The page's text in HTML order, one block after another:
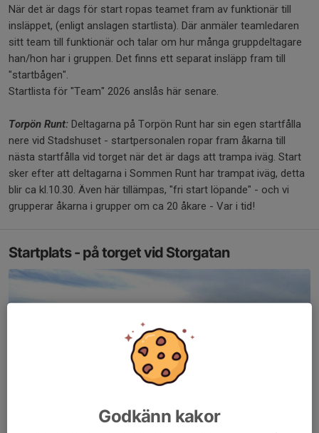
När det är dags för start ropas teamet fram av funktionär till
insläppet, (enligt anslagen startlista). Där anmäler teamledaren
sitt team till funktionär och talar om hur många gruppdeltagare
han/hon har i gruppen. Det finns ett separat insläpp fram till
"startbågen".
Startlista för "Team" 2026 anslås här senare.
Torpön Runt: Deltagarna på Torpön Runt har sin egen startfålla
nere vid Stadshuset - startpersonalen ropar fram åkarna till
nästa startfålla vid torget när det är dags att trampa iväg. Start
sker efter att deltagarna i Sommen Runt har trampat iväg, detta
blir ca kl.10.30. Även här tillämpas, "fri start löpande" - och vi
grupperar åkarna i grupper om ca 20 åkare - Var i tid!
Startplats - på torget vid Storgatan
Godkänn kakor